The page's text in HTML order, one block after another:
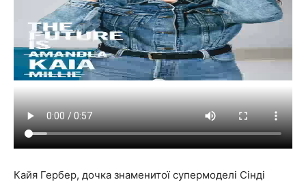
Кайя Гербер, дочка знаменитої супермоделі Сінді